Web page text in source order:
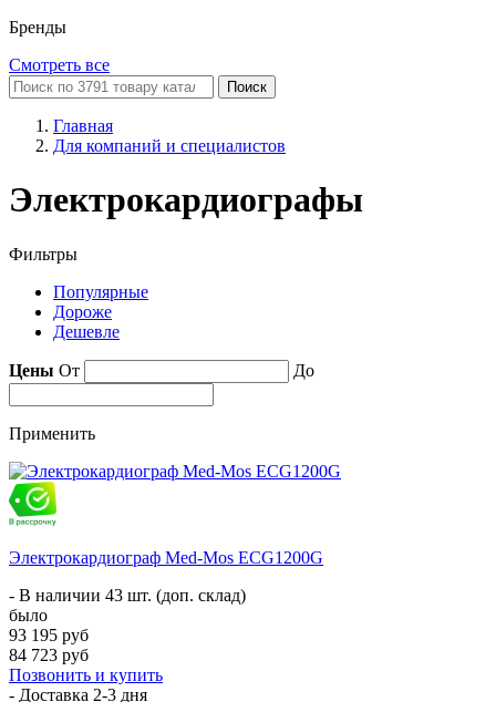
Бренды
Смотреть все
Поиск
Главная
Для компаний и специалистов
Электрокардиографы
Фильтры
Популярные
Дороже
Дешевле
Цены От До
Применить
Электрокардиограф Med-Mos ECG1200G
- В наличии 43 шт. (доп. склад)
было
93 195 руб
84 723 руб
Позвонить и купить
- Доставка 2-3 дня